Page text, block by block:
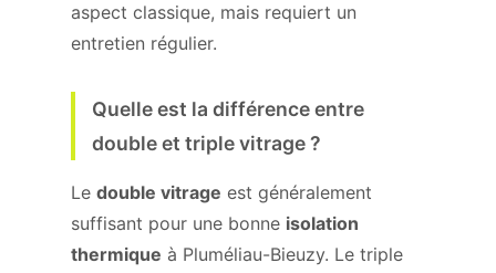
aspect classique, mais requiert un
entretien régulier.
Quelle est la différence entre
double et triple vitrage ?
Le double vitrage est généralement
suffisant pour une bonne isolation
thermique à Pluméliau-Bieuzy. Le triple